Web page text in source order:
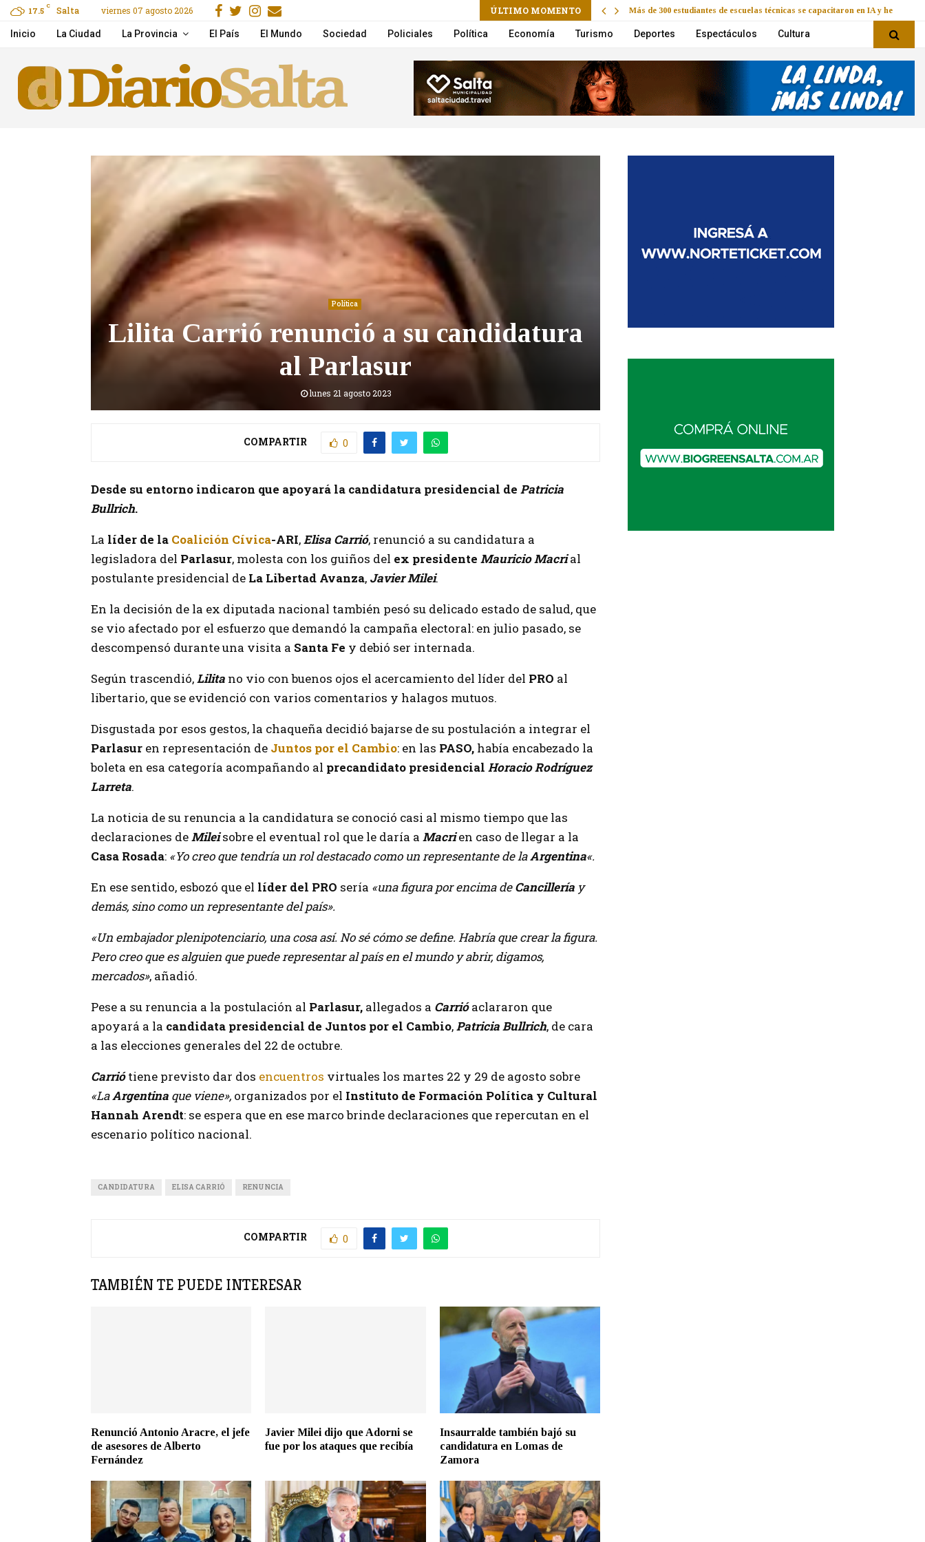
17.5 C Salta viernes 07 agosto 2026 ÚLTIMO MOMENTO
to Claim, Wager & Play Hidden Jack Casino gids: registratie, bonussen, betaalmethoden en mobiel voor Nederlandse spelers Más de 300 estudiantes de escuelas técnicas se capacitaron en IA y
Facebook
Gorjeo
Instagram
Email
Inicio La Ciudad La Provincia El País El Mundo Sociedad Policiales Política Economía Turismo Deportes Espectáculos Cultura
Política
Lilita Carrió renunció a su candidatura
al Parlasur
lunes 21 agosto 2023
COMPARTIR 0
Desde su entorno indicaron que apoyará la candidatura presidencial de Patricia
Bullrich.
La líder de la Coalición Cívica-ARI,Elisa Carrió, renunció a su candidatura a
legisladora del Parlasur, molesta con los guiños del ex presidente Mauricio Macrial
postulante presidencial de La Libertad Avanza, Javier Milei.
En la decisión de la ex diputada nacional también pesó su delicado estado de salud, que
se vio afectado por el esfuerzo que demandó la campaña electoral: en julio pasado, se
descompensó durante una visita a Santa Fe y debió ser internada.
Según trascendió,Lilita no vio con buenos ojos el acercamiento del líder del PRO al
libertario, que se evidenció con varios comentarios y halagos mutuos.
Disgustada por esos gestos, la chaqueña decidió bajarse de su postulación a integrar el
Parlasur en representación de Juntos por el Cambio: en las PASO, había encabezado la
boleta en esa categoría acompañando al precandidato presidencial Horacio Rodríguez
Larreta.
La noticia de su renuncia a la candidatura se conoció casi al mismo tiempo que las
declaraciones deMileisobre el eventual rol que le daría a Macrien caso de llegar a la
Casa Rosada: «Yo creo que tendría un rol destacado como un representante de laArgentina«.
En ese sentido, esbozó que el líder del PRO sería «una figura por encima deCancillería y
demás, sino como un representante del país».
«Un embajador plenipotenciario, una cosa así. No sé cómo se define. Habría que crear la figura.
Pero creo que es alguien que puede representar al país en el mundo y abrir, digamos,
mercados», añadió.
Pese a su renuncia a la postulación al Parlasur, allegados a Carrióaclararon que
apoyará a la candidata presidencial de Juntos por el Cambio,Patricia Bullrich, de cara
a las elecciones generales del 22 de octubre.
Carriótiene previsto dar dos encuentros virtuales los martes 22 y 29 de agosto sobre
«LaArgentina que viene», organizados por el Instituto de Formación Política y Cultural
Hannah Arendt: se espera que en ese marco brinde declaraciones que repercutan en el
escenario político nacional.
CANDIDATURA ELISA CARRIÓ RENUNCIA
COMPARTIR 0
TAMBIÉN TE PUEDE INTERESAR
Renunció Antonio Aracre, el jefe
de asesores de Alberto
Fernández
Javier Milei dijo que Adorni se
fue por los ataques que recibía
Insaurralde también bajó su
candidatura en Lomas de
Zamora